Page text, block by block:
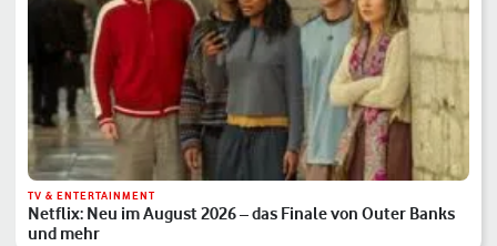
TV & ENTERTAINMENT
Netflix: Neu im August 2026 – das Finale von Outer Banks
und mehr